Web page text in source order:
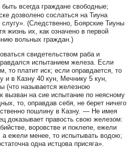
всегда граждане свободные;
дозволено сослаться на Тиуна
(Следственно, Боярские Тиуны
жизнь их, как означено в первой
вольных граждан.)
свидетельством раба и
испытанием железа. Если
то платит иск; если оправдается, то
и в Казну 40 кун, Мечнику 5 кун,
(что называется железною
вызван на сие испытание по неясному
то, оправдав себя, не берет ничего
пошлину в Казну. — Не имея
доказывает правость свою железом:
воровстве и поклепе, ежели
а ежели менее, то испытывать водою;
одна истцова присяга».